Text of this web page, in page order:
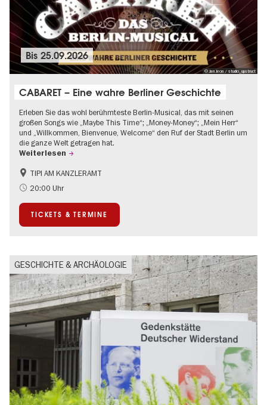
© Jan Jeon / studio_upstruct
Bis25.09.2026
CABARET – Eine wahre Berliner Geschichte
Erleben Sie das wohl berühmteste Berlin-Musical, das mit seinen
großen Songs wie „Maybe This Time“; „Money-Money“; „Mein Herr“
und „Willkommen, Bienvenue, Welcome“ den Ruf der Stadt Berlin um
die ganze Welt getragen hat.
Weiterlesen
1920er Jahre
International
Musikstadt
TIPI AM KANZLERAMT
20:00 Uhr
TICKETS & TERMINE
GESCHICHTE & ARCHÄOLOGIE